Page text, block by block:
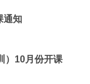
通知
）10月份开课